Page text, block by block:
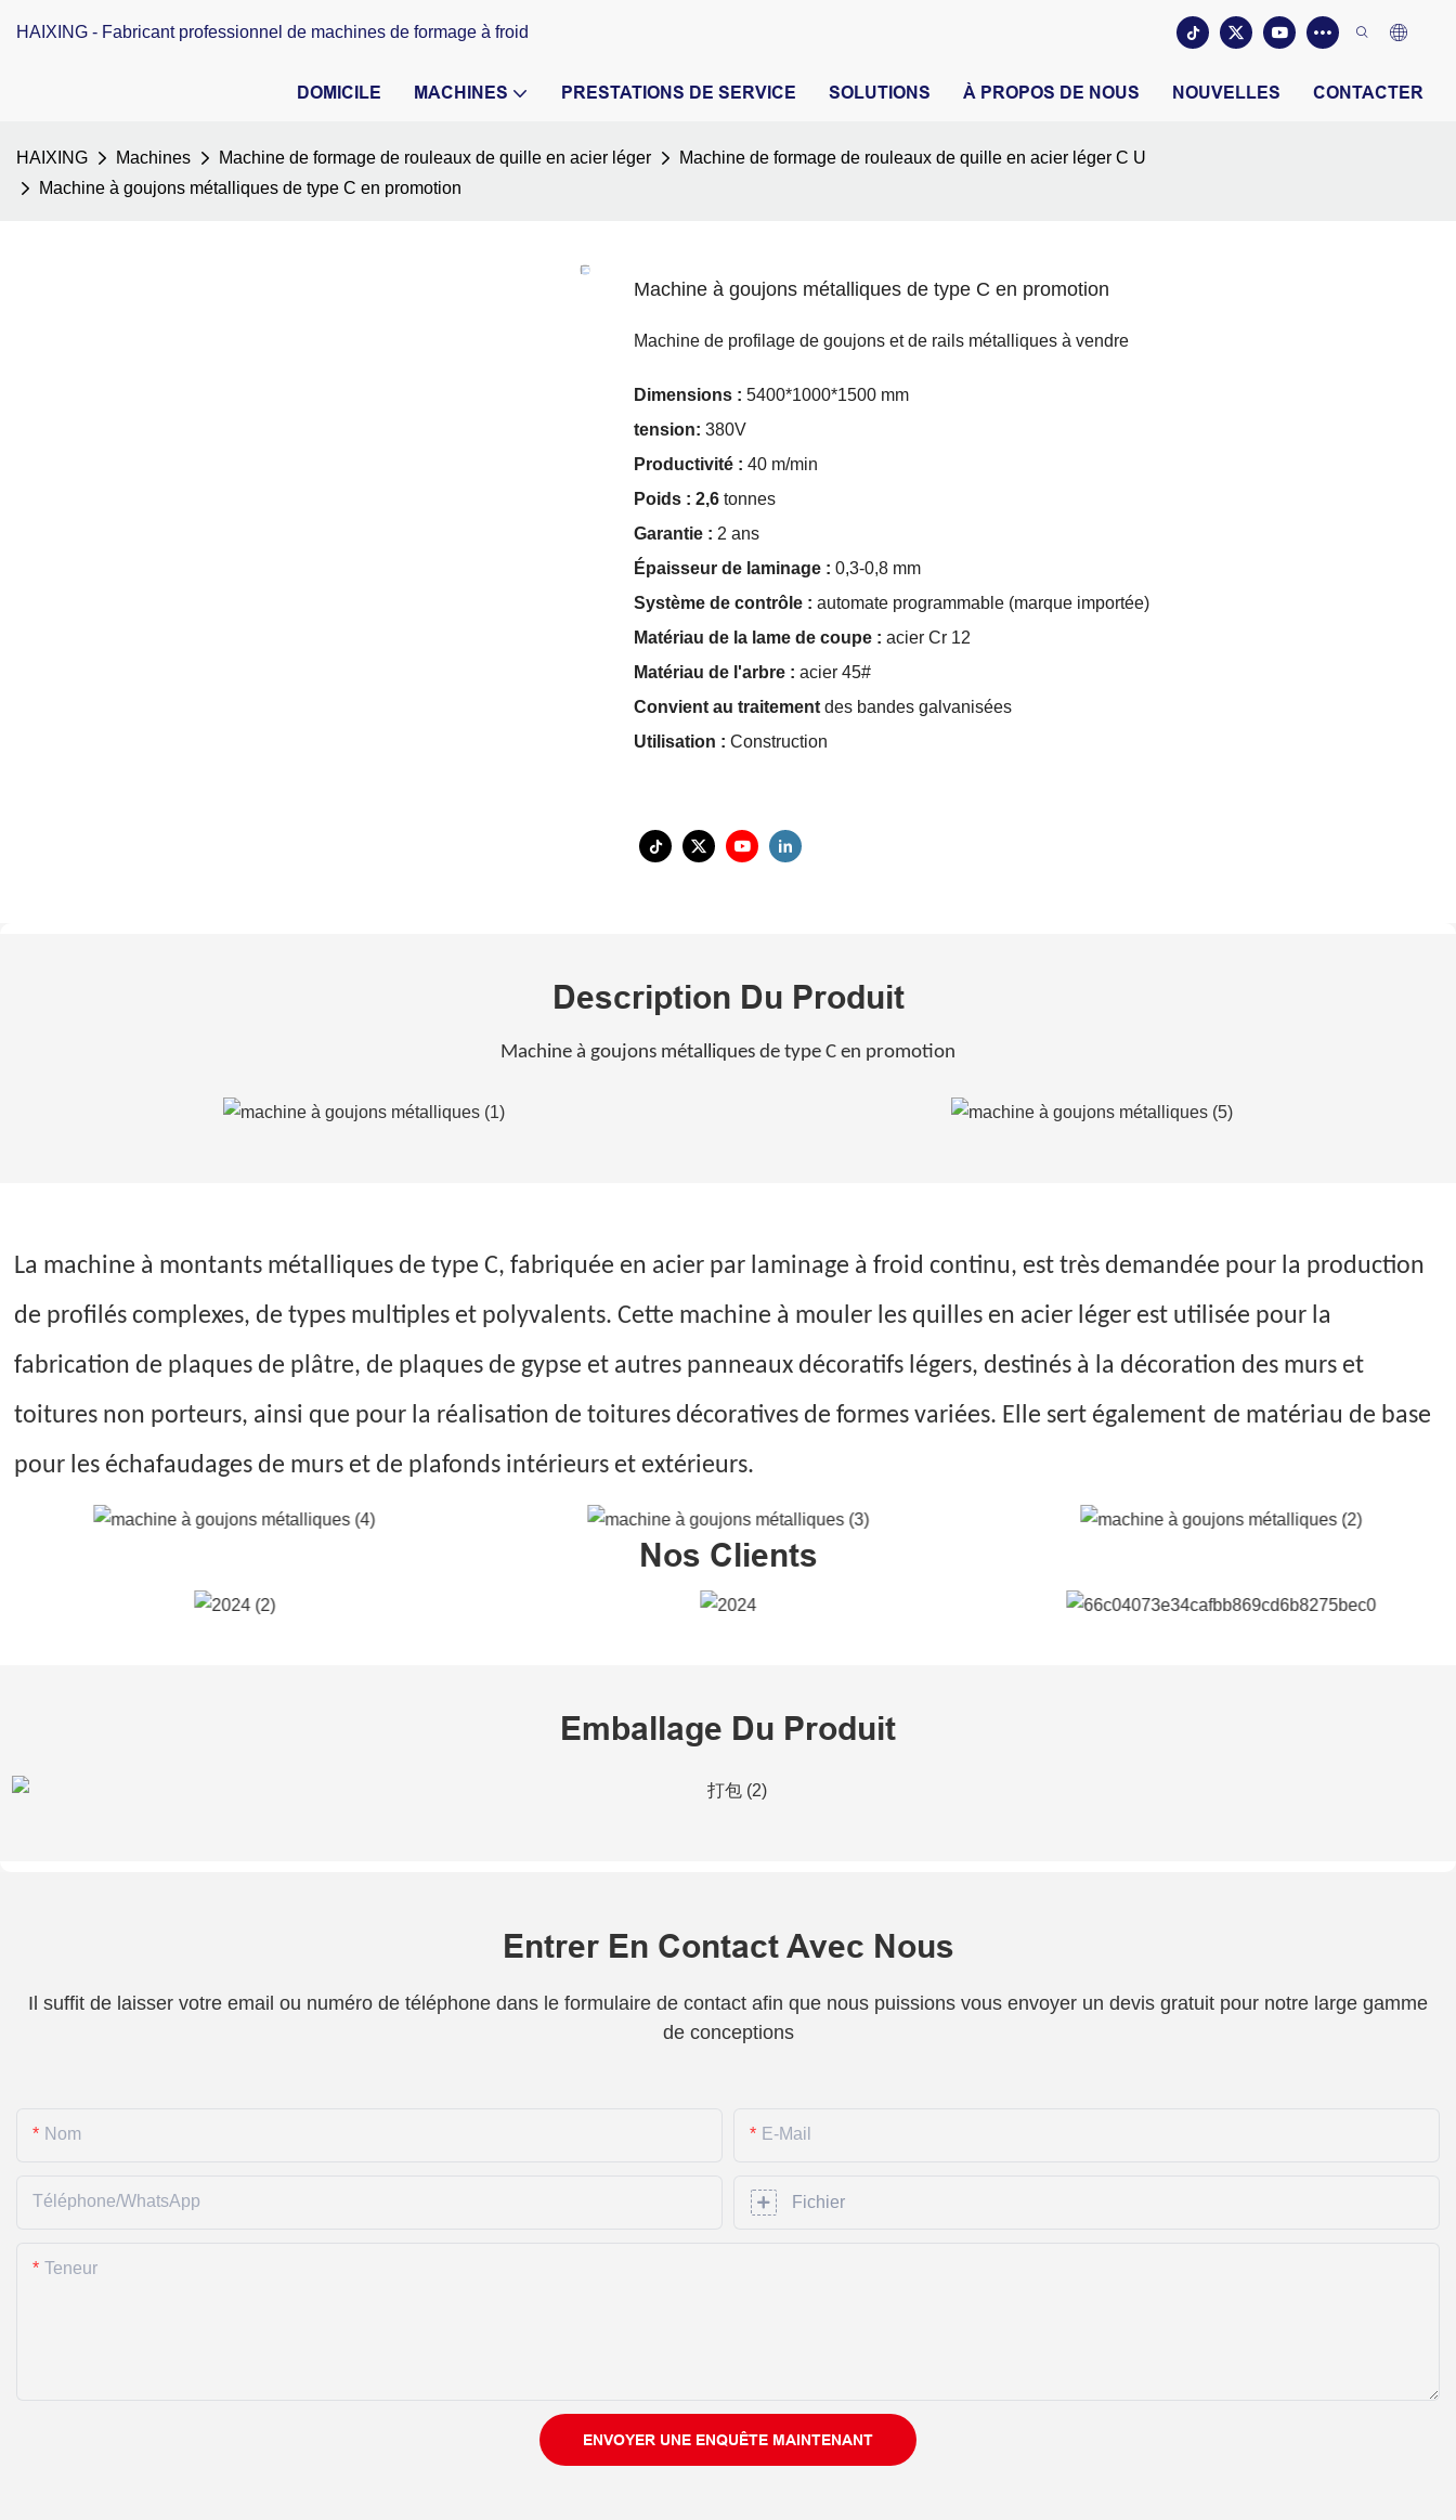
HAIXING - Fabricant professionnel de machines de formage à froid
DOMICILE MACHINES PRESTATIONS DE SERVICE SOLUTIONS À PROPOS DE NOUS NOUVELLES CONTACTER
HAIXING Machines Machine de formage de rouleaux de quille en acier léger
Machine de formage de rouleaux de quille en acier léger C U
Machine à goujons métalliques de type C en promotion
Machine à goujons métalliques de type C en promotion
Machine de profilage de goujons et de rails métalliques à vendre
Dimensions : 5400*1000*1500 mm
tension: 380V
Productivité : 40 m/min
Poids : 2,6 tonnes
Garantie : 2 ans
Épaisseur de laminage : 0,3-0,8 mm
Système de contrôle : automate programmable (marque importée)
Matériau de la lame de coupe : acier Cr 12
Matériau de l'arbre : acier 45#
Convient au traitement des bandes galvanisées
Utilisation : Construction
Description Du Produit
Machine à goujons métalliques de type C en promotion
La machine à montants métalliques de type C, fabriquée en acier par laminage à froid continu, est très demandée pour la production
de profilés complexes, de types multiples et polyvalents. Cette machine à mouler les quilles en acier léger est utilisée pour la
fabrication de plaques de plâtre, de plaques de gypse et autres panneaux décoratifs légers, destinés à la décoration des murs et
toitures non porteurs, ainsi que pour la réalisation de toitures décoratives de formes variées. Elle sert également de matériau de base
pour les échafaudages de murs et de plafonds intérieurs et extérieurs.
Nos Clients
Emballage Du Produit
Entrer En Contact Avec Nous
Il suffit de laisser votre email ou numéro de téléphone dans le formulaire de contact afin que nous puissions vous envoyer un devis gratuit pour notre large gamme
de conceptions
Nom E-Mail
Téléphone/WhatsApp Fichier
Teneur
ENVOYER UNE ENQUÊTE MAINTENANT